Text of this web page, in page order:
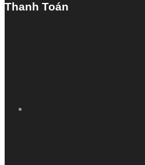
Thanh Toán